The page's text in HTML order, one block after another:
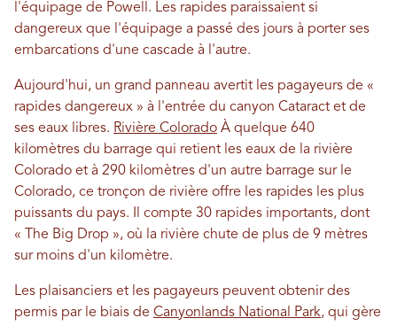
l'équipage de Powell. Les rapides paraissaient si
dangereux que l'équipage a passé des jours à porter ses
embarcations d'une cascade à l'autre.
Aujourd'hui, un grand panneau avertit les pagayeurs de «
rapides dangereux » à l'entrée du canyon Cataract et de
ses eaux libres. Rivière Colorado À quelque 640
kilomètres du barrage qui retient les eaux de la rivière
Colorado et à 290 kilomètres d'un autre barrage sur le
Colorado, ce tronçon de rivière offre les rapides les plus
puissants du pays. Il compte 30 rapides importants, dont
« The Big Drop », où la rivière chute de plus de 9 mètres
sur moins d'un kilomètre.
Les plaisanciers et les pagayeurs peuvent obtenir des
permis par le biais de Canyonlands National Park, qui gère